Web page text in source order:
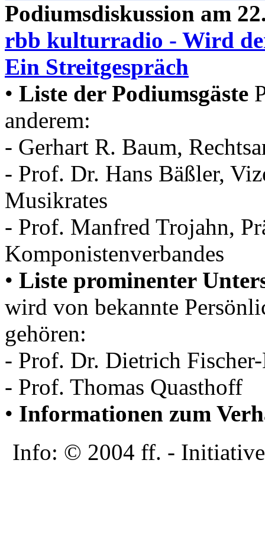
Podiumsdiskussion am
rbb kulturradio - Wird
Ein Streitgespräch
• Liste der Podiumsgäste
anderem:
- Gerhart R. Baum,
- Prof. Dr. Hans Bäßler,
Musikrates
- Prof. Manfred Trojahn,
Komponistenverbandes
• Liste prominenter
wird von bekannte
gehören:
- Prof. Dr. Dietrich
- Prof. Thomas Quasthoff
• Informationen zum
Info: © 2004 ff. -